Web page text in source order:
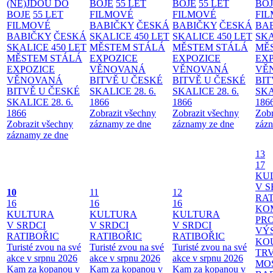
(NE)JDOU DO
BOJE 55 LET
FILMOVÉ
BABIČKY ČESKÁ
SKALICE 450 LET
MĚSTEM STÁLÁ
EXPOZICE
VĚNOVANÁ
BITVĚ U ČESKÉ
SKALICE 28. 6.
1866
Zobrazit všechny
záznamy ze dne
BOJE 55 LET
FILMOVÉ
BABIČKY ČESKÁ
SKALICE 450 LET
MĚSTEM STÁLÁ
EXPOZICE
VĚNOVANÁ
BITVĚ U ČESKÉ
SKALICE 28. 6.
1866
Zobrazit všechny
záznamy ze dne
BOJE 55 LET
FILMOVÉ
BABIČKY ČESKÁ
SKALICE 450 LET
MĚSTEM STÁLÁ
EXPOZICE
VĚNOVANÁ
BITVĚ U ČESKÉ
SKALICE 28. 6.
1866
Zobrazit všechny
záznamy ze dne
10
16
KULTURA
V SRDCI
RATIBOŘIC
Turisté zvou na své
akce v srpnu 2026
Kam za kopanou v
11
16
KULTURA
V SRDCI
RATIBOŘIC
Turisté zvou na své
akce v srpnu 2026
Kam za kopanou v
12
16
KULTURA
V SRDCI
RATIBOŘIC
Turisté zvou na své
akce v srpnu 2026
Kam za kopanou v
13
17
V